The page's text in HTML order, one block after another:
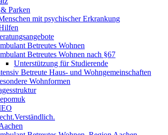
Parken
mit psychischer Erkrankung
Betreutes Wohnen
Betreutes Wohnen nach §67
Unterstützung für Studierende
Betreute Haus- und Wohngemeinschaften
Wohnformen